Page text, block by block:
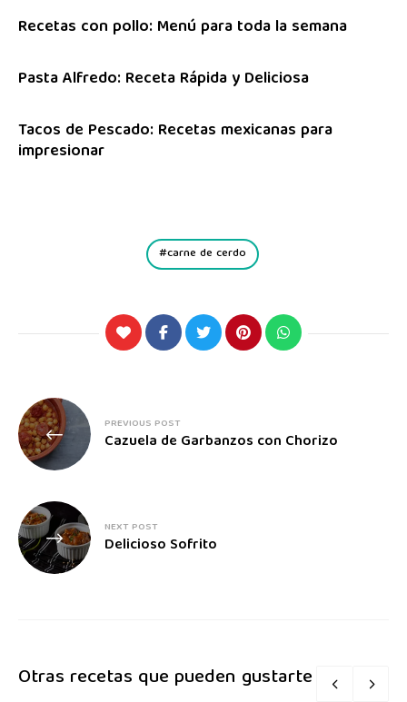
Recetas con pollo: Menú para toda la semana
Pasta Alfredo: Receta Rápida y Deliciosa
Tacos de Pescado: Recetas mexicanas para
impresionar
carne de cerdo
PREVIOUS POST
Cazuela de Garbanzos con Chorizo
NEXT POST
Delicioso Sofrito
Otras recetas que pueden gustarte